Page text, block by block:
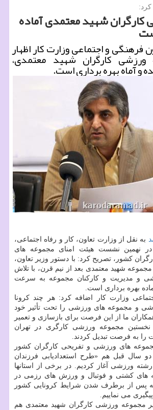
كرد:
شهید معتمدی آماده
فرهنگی و اجتماعی وزارت كار اظهار
كارگران شهید معتمدی،
و آماه بهره برداری است.
به نقل از وزارت تعاون، کار و رفاه اجتماعی،
در نهمین نشست هیئت امنای مجموعه های
کشور، تصریح کرد: با دستور وزیر تعاون،
مجموعه شهید معتمدی بعد از نیم قرن، با تلاش
و مدیریت و کارکنان مجموعه به سرعت
بهره برداری است.
وزارت کار اضافه کرد: هر چند کرونا
و مجموعه های ورزشی را تحت تأثیر خود
ما از این فرصت برای بازسازی و تعمیر
مجموعه ورزشی کارگری در تهران
را به فرصت تبدیل کردند.
های ورزشی و تفریحی کارگران کشور
سال قبل هم «طرح استعدادیابی فرزندان
ورزشی آغاز کردیم. در برخی از استانها
های کشتی و فوتبال و ورزش های رزمی در
که پس از برطرف شدن شرایط کرونایی کشور
می نماییم.
مجموعه ورزشی کارگران شهید معتمدی هم